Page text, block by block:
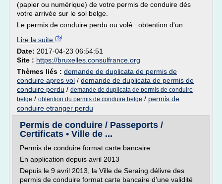
(papier ou numérique) de votre permis de conduire dés
votre arrivée sur le sol belge.
Le permis de conduire perdu ou volé : obtention d'un...
Lire la suite
Date: 2017-04-23 06:54:51
Site : https://bruxelles.consulfrance.org
Thèmes liés : demande de duplicata de permis de
conduire apres vol / demande de duplicata de permis de
conduire perdu / demande de duplicata de permis de conduire
belge / obtention du permis de conduire belge / permis de
conduire etranger perdu
Permis de conduire / Passeports /
Certificats • Ville de ...
Permis de conduire format carte bancaire
En application depuis avril 2013
Depuis le 9 avril 2013, la Ville de Seraing délivre des
permis de conduire format carte bancaire d'une validité